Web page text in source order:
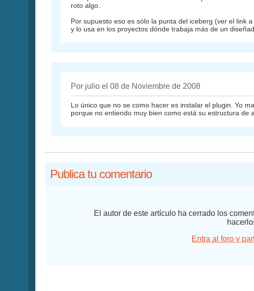
roto algo.
Por supuesto eso es sólo la punta del iceberg (ver el link
y lo usa en los proyectos dónde trabaja más de un
Por julio el 08 de Noviembre de 2008
Lo único que no se como hacer es instalar el plugin. Yo
porque no entiendo muy bien como está su estructura de
Publica tu comentario
El autor de este artículo ha cerrado los
Entra al foro y